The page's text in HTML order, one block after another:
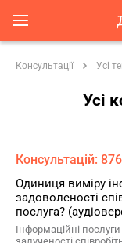
Консультації Усі
Усі
Консультацій: 876
Одиниця виміру
задоволеності
послуга?
Інформаційні